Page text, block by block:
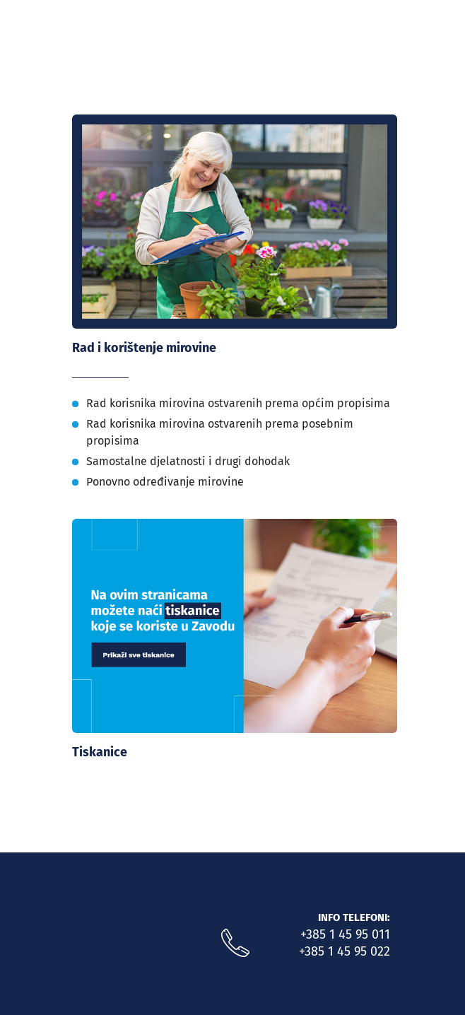
Rad i korištenje mirovine
Rad korisnika mirovina ostvarenih prema općim propisima
Rad korisnika mirovina ostvarenih prema posebnim
propisima
Samostalne djelatnosti i drugi dohodak
Ponovno određivanje mirovine
Tiskanice
INFO TELEFONI:
+385 1 45 95 011
+385 1 45 95 022